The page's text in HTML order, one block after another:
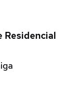
Residencial